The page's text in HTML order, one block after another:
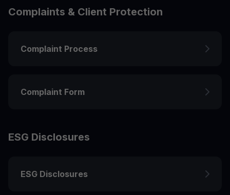
Complaints & Client Protection
Complaint Process
Complaint Form
ESG Disclosures
ESG Disclosures